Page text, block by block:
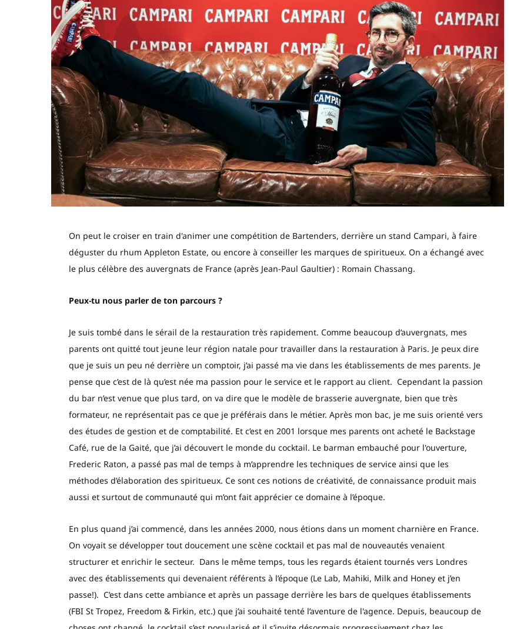
On peut le croiser en train d'animer une compétition de Bartenders, derrière un stand Campari, à faire
déguster du rhum Appleton Estate, ou encore à conseiller les marques de spiritueux. On a échangé avec
le plus célèbre des auvergnats de France (après Jean-Paul Gaultier) : Romain Chassang.
Peux-tu nous parler de ton parcours ?
Je suis tombé dans le sérail de la restauration très rapidement. Comme beaucoup d’auvergnats, mes
parents ont quitté tout jeune leur région natale pour travailler dans la restauration à Paris. Je peux dire
que je suis un peu né derrière un comptoir, j’ai passé ma vie dans les établissements de mes parents. Je
pense que c’est de là qu’est née ma passion pour le service et le rapport au client. Cependant la passion
du bar n’est venue que plus tard, on va dire que le modèle de brasserie auvergnate, bien que très
formateur, ne représentait pas ce que je préférais dans le métier. Après mon bac, je me suis orienté vers
des études de gestion et de comptabilité. Et c’est en 2001 lorsque mes parents ont acheté le Backstage
Café, rue de la Gaité, que j’ai découvert le monde du cocktail. Le barman embauché pour l'ouverture,
Frederic Raton, a passé pas mal de temps à m’apprendre les techniques de service ainsi que les
méthodes d’élaboration des spiritueux. Ce sont ces notions de créativité, de connaissance produit mais
aussi et surtout de communauté qui m’ont fait apprécier ce domaine à l’époque.
En plus quand j’ai commencé, dans les années 2000, nous étions dans un moment charnière en France.
On voyait se développer tout doucement une scène cocktail et pas mal de nouveautés venaient
structurer et enrichir le secteur. Dans le même temps, tous les regards étaient tournés vers Londres
avec des établissements qui devenaient référents à l’époque (Le Lab, Mahiki, Milk and Honey et j’en
passe!). C’est dans cette ambiance et après un passage derrière les bars de quelques établissements
(FBI St Tropez, Freedom & Firkin, etc.) que j’ai souhaité tenté l’aventure de l'agence. Depuis, beaucoup de